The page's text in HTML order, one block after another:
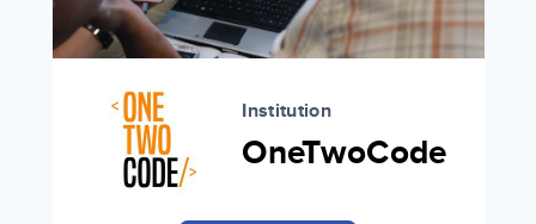
Institution
OneTwoCode